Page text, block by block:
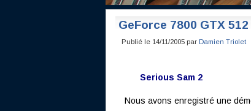
GeForce 7800 GTX
Publié le 14/11/2005 par Damien Triolet
Serious Sam 2
Nous avons enregistré une